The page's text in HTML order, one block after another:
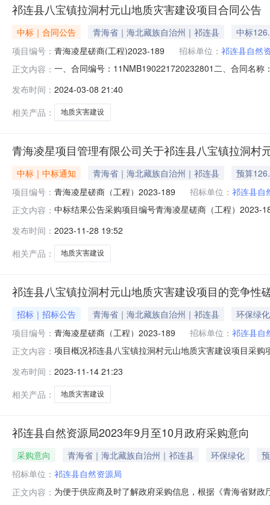
祁连县八宝镇拉洞村元山地质灾害建设项目合同公告
中标｜合同公告 青海省｜海北藏族自治州｜祁连县
中标
项目编号： 青海凌星磋商(工程)2023-189 招标单位： 祁连县自然
正文内容： 一、合同编号：11NMB190221720232801二、合同名
任公司地址：青海省西宁市城西区西关大街42号联系方
发布时间： 2024-03-08 21:40
相关产品：
地质灾害建设
青海凌星项目管理有限公司关于祁连县八宝镇拉洞村
中标｜中标通知 青海省｜海北藏族自治州｜祁连县
预算
项目编号： 青海凌星磋商（工程）2023-189 招标单位： 祁连县自
正文内容： 中标结果公告采购项目编号青海凌星磋商（工程）2023-
名称标段名称:祁连县八宝镇拉洞村元山地质灾害建设项
发布时间： 2023-11-28 19:52
相关产品：
地质灾害建设
祁连县八宝镇拉洞村元山地质灾害建设项目的竞争性
招标｜招标公告 青海省｜海北藏族自治州｜祁连县
环保绿化
项目编号： 青海凌星磋商（工程）2023-189 招标单位： 祁连县自
正文内容： 项目概况祁连县八宝镇拉洞村元山地质灾害建设项目采
（元）：1267998.00采购需求：标项名称：祁连县八宝
同履
发布时间： 2023-11-14 21:23
相关产品：
地质灾害建设
祁连县自然资源局2023年9月至10月政府采购意向
采购意向 青海省｜海北藏族自治州｜祁连县 环保绿化
招标单位： 祁连县自然资源局
正文内容： 为便于供应商及时了解政府采购信息，根据《青海省财